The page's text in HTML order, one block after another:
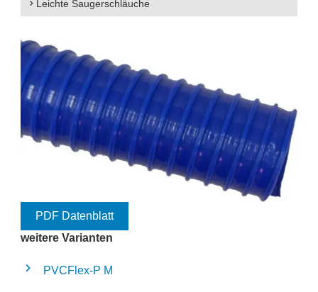
Leichte Saugerschläuche
PDF Datenblatt
weitere Varianten
PVCFlex-P M